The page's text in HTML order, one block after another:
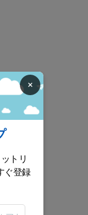
×
トリ
ぐ登録